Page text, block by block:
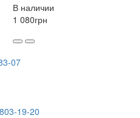
В наличии
1 080грн
07
19-20